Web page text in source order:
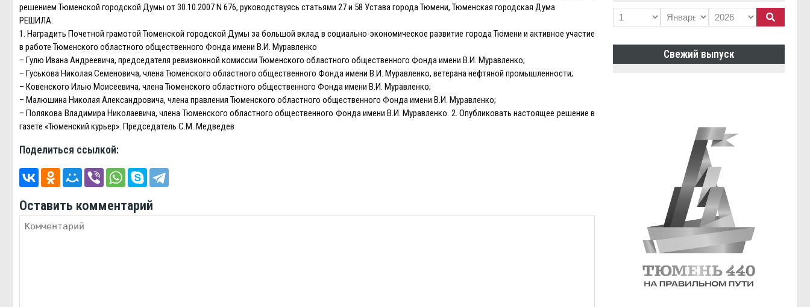
решением Тюменской городской Думы от 30.10.2007 N 676, руководствуясь статьями 27 и 58 Устава города Тюмени, Тюменская городская Дума
РЕШИЛА:
1. Наградить Почетной грамотой Тюменской городской Думы за большой вклад в социально-экономическое развитие города Тюмени и активное участие
в работе Тюменского областного общественного Фонда имени В.И. Муравленко
– Гулю Ивана Андреевича, председателя ревизионной комиссии Тюменского областного общественного Фонда имени В.И. Муравленко;
– Гуськова Николая Семеновича, члена Тюменского областного общественного Фонда имени В.И. Муравленко, ветерана нефтяной промышленности;
– Ковенского Илью Моисеевича, члена Тюменского областного общественного Фонда имени В.И. Муравленко;
– Малюшина Николая Александровича, члена правления Тюменского областного общественного Фонда имени В.И. Муравленко;
– Полякова Владимира Николаевича, члена Тюменского областного общественного Фонда имени В.И. Муравленко. 2. Опубликовать настоящее решение в
газете «Тюменский курьер». Председатель С.М. Медведев
Поделиться ссылкой:
Оставить комментарий
Свежий выпуск